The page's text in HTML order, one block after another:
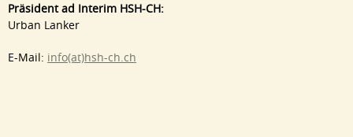
Präsident ad Interim HSH-CH:
Urban Lanker
E-Mail: info(at)hsh-ch.ch